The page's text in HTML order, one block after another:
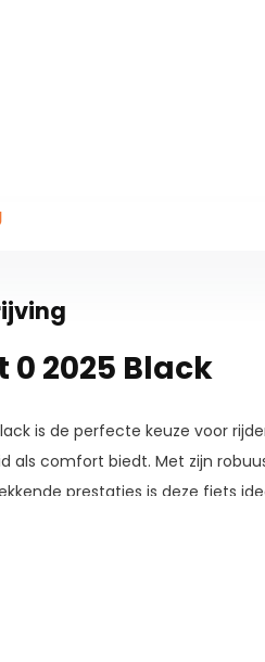
0 2025 Black
is de perfecte keuze voor
als comfort biedt. Met zijn
prestaties is deze fiets